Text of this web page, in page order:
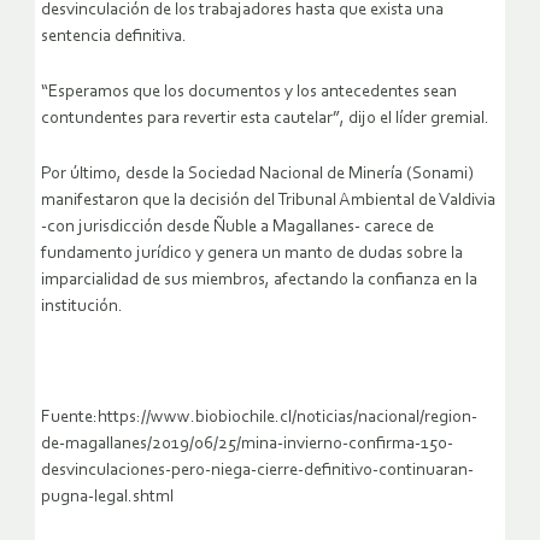
desvinculación de los trabajadores hasta que exista una
sentencia definitiva.
“Esperamos que los documentos y los antecedentes sean
contundentes para revertir esta cautelar”, dijo el líder gremial.
Por último, desde la Sociedad Nacional de Minería (Sonami)
manifestaron que la decisión del Tribunal Ambiental de Valdivia
-con jurisdicción desde Ñuble a Magallanes- carece de
fundamento jurídico y genera un manto de dudas sobre la
imparcialidad de sus miembros, afectando la confianza en la
institución.
Fuente:https://www.biobiochile.cl/noticias/nacional/region-
de-magallanes/2019/06/25/mina-invierno-confirma-150-
desvinculaciones-pero-niega-cierre-definitivo-continuaran-
pugna-legal.shtml